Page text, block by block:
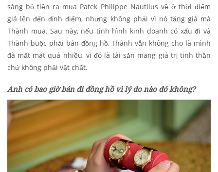
sàng bỏ tiền ra mua Patek Philippe Nautilus về ở thời điểm
giá lên đến đỉnh điểm, nhưng không phải vì nó tăng giá mà
Thành mua. Sau này, nếu tình hình kinh doanh có xấu đi và
Thành buộc phải bán đồng hồ, Thành vẫn không cho là mình
đã mất mát quá nhiều, vì đó là tài sản mang giá trị tinh thần
chứ không phải vật chất.
Anh có bao giờ bán đi đồng hồ vì lý do nào đó không?